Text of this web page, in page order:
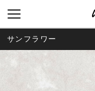
サンフラワー